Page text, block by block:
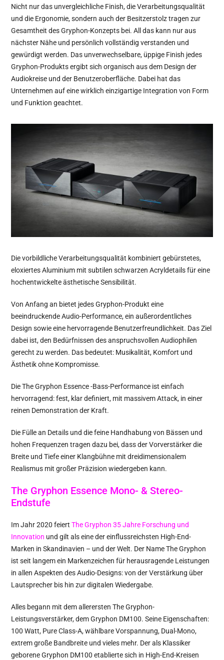
Nicht nur das unvergleichliche Finish, die Verarbeitungsqualität
und die Ergonomie, sondern auch der Besitzerstolz tragen zur
Gesamtheit des Gryphon-Konzepts bei. All das kann nur aus
nächster Nähe und persönlich vollständig verstanden und
gewürdigt werden. Das unverwechselbare, üppige Finish jedes
Gryphon-Produkts ergibt sich organisch aus dem Design der
Audiokreise und der Benutzeroberfläche. Dabei hat das
Unternehmen auf eine wirklich einzigartige Integration von Form
und Funktion geachtet.
Die vorbildliche Verarbeitungsqualität kombiniert gebürstetes,
eloxiertes Aluminium mit subtilen schwarzen Acryldetails für eine
hochentwickelte ästhetische Sensibilität.
Von Anfang an bietet jedes Gryphon-Produkt eine
beeindruckende Audio-Performance, ein außerordentliches
Design sowie eine hervorragende Benutzerfreundlichkeit. Das Ziel
dabei ist, den Bedürfnissen des anspruchsvollen Audiophilen
gerecht zu werden. Das bedeutet: Musikalität, Komfort und
Ästhetik ohne Kompromisse.
Die The Gryphon Essence -Bass-Performance ist einfach
hervorragend: fest, klar definiert, mit massivem Attack, in einer
reinen Demonstration der Kraft.
Die Fülle an Details und die feine Handhabung von Bässen und
hohen Frequenzen tragen dazu bei, dass der Vorverstärker die
Breite und Tiefe einer Klangbühne mit dreidimensionalem
Realismus mit großer Präzision wiedergeben kann.
The Gryphon Essence Mono- & Stereo-
Endstufe
Im Jahr 2020 feiertThe Gryphon 35 Jahre Forschung und
Innovation und gilt als eine der einflussreichsten High-End-
Marken in Skandinavien – und der Welt. Der Name The Gryphon
ist seit langem ein Markenzeichen für herausragende Leistungen
in allen Aspekten des Audio-Designs: von der Verstärkung über
Lautsprecher bis hin zur digitalen Wiedergabe.
Alles begann mit dem allerersten The Gryphon-
Leistungsverstärker, dem Gryphon DM100. Seine Eigenschaften:
100 Watt, Pure Class-A, wählbare Vorspannung, Dual-Mono,
extrem große Bandbreite und vieles mehr. Der als Klassiker
geborene Gryphon DM100 etablierte sich in High-End-Kreisen